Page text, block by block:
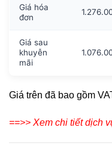
Giá hóa
đơn
Giá sau
khuyễn
mãi
Giá trên đã bao gồm
==>> Xem chi tiết dịch